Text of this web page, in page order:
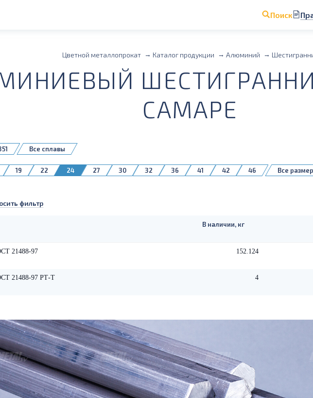
Поиск
Цветной металлопрокат Каталог продукции Алюминий
САМАРЕ
Все сплавы
19 22 24 27 30 32 36 41 42 46 Все
фильтр
В наличии, кг
21488-97 152.124
21488-97 РТ-Т 4